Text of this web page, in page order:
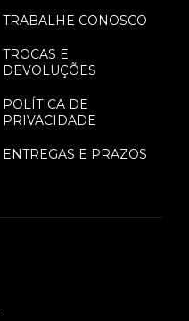
TRABALHE CONOSCO
TROCAS E
DEVOLUÇÕES
POLÍTICA DE
PRIVACIDADE
ENTREGAS E PRAZOS